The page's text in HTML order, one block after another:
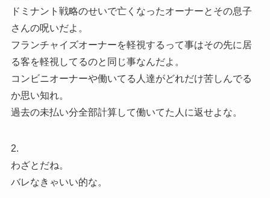
ドミナント戦略のせいで亡くなったオーナーとその息子
さんの呪いだよ。
フランチャイズオーナーを軽視するって事はその先に居
る客を軽視してるのと同じ事なんだよ。
コンビニオーナーや働いてる人達がどれだけ苦しんでる
か思い知れ。
過去の未払い分全部計算して働いてた人に返せよな。
2.
わざとだね。
バレなきゃいい的な。